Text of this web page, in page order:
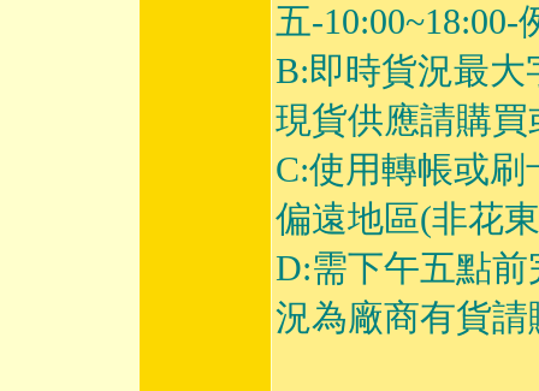
五-
B:即時貨況最
現貨供應請購
C:使用轉帳或
偏遠地區(非花
D:需下午五點
況為廠商有貨